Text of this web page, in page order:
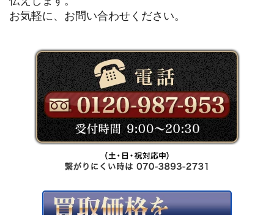
お気軽に、お問い合わせください。